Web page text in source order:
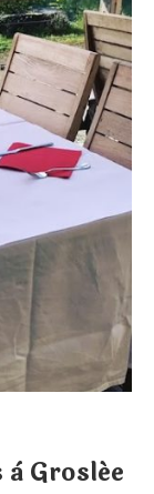
Groslée